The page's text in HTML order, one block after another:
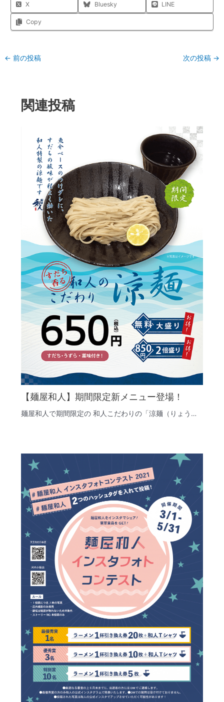
X Bluesky LINE
Copy
← 前の投稿 次の投稿 →
関連投稿
【麺屋和人】期間限定新メニュー登場！
麺屋和人で期間限定の 和人こだわりの「涼麺（りょう…